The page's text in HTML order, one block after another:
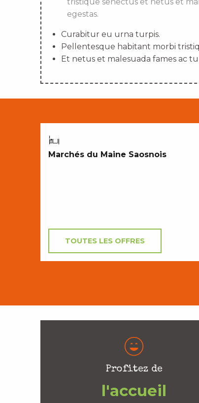
tristique senectus et netus et
egestas.
Curabitur eu urna turpis.
Pellentesque habitant morbi
Et netus et malesuada fames ac
Marchés du Maine Saosnois
TOUTES LES OFFRES
Profitez de
l'accueil